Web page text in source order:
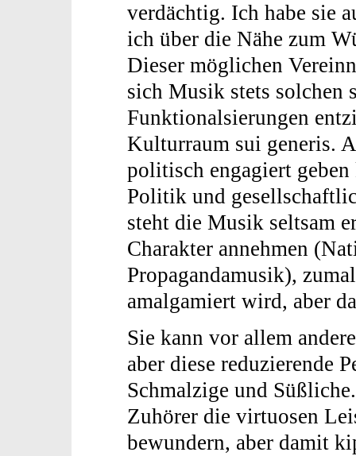
verdächtig. Ich habe sie
ich über die Nähe zum
Dieser möglichen
sich Musik stets solchen
Funktionalsierungen
Kulturraum sui generis.
politisch engagiert
Politik und
steht die Musik seltsam
Charakter annehmen
Propagandamusik),
amalgamiert wird, aber
Sie kann vor allem
aber diese reduzierende
Schmalzige und
Zuhörer die virtuosen
bewundern, aber damit